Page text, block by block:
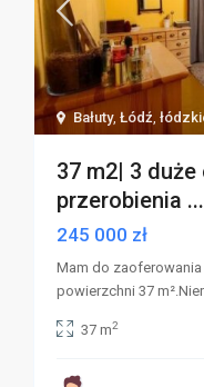
Bałuty,Łódź,
37 m2| 3
przerobienia ...
245 000 zł
Mam do
powierzchni 37
37 m2